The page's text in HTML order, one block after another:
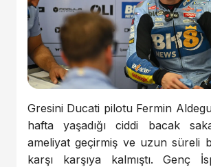
Gresini Ducati pilotu Fermin
hafta yaşadığı ciddi bacak
ameliyat geçirmiş ve uzun süreli
karşı karşıya kalmıştı. Genç